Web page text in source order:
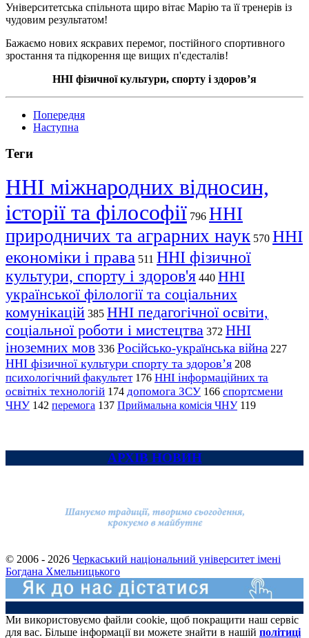
Університетська спільнота щиро вітає Марію та її тренерів із
чудовим результатом!
Бажаємо нових яскравих перемог, постійного спортивного
зростання та підкорення ще вищих п'єдесталів!
ННІ фізичної культури, спорту і здоров’я
Попередня
Наступна
Теги
ННІ міжнародних відносин,
історії та філософії 796 ННІ
природничих та аграрних наук 570 ННІ
економіки і права 511 ННІ фізичної
культури, спорту і здоров'я 440 ННІ
української філології та соціальних
комунікацій 385 ННІ педагогічної освіти,
соціальної роботи і мистецтва 372 ННІ
іноземних мов 336 Російсько-українська війна 227
ННІ фізичної культури спорту та здоров’я 208
психологічний факультет 176 ННІ інформаційних та
освітніх технологій 174 допомога ЗСУ 166 спортсмени
ЧНУ 142 перемога 137 Приймальна комісія ЧНУ 119
АРХІВ НОВИН
© 2006 - 2026 Черкаський національний університет імені
Богдана Хмельницького
Ми використовуємо файли cookie, щоб покращити наш сервіс
для вас. Більше інформації ви можете знайти в нашій політиці